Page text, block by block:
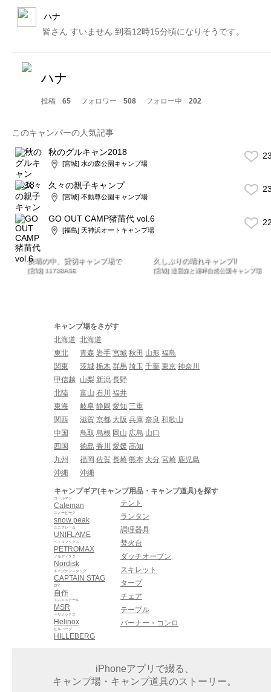
ハナ
皆さん すいません 到着12時15分頃になりそうです。
ハナ
投稿 65 フォロワー 508 フォロー中 202
このキャンパーの人気記事
秋のグルキャン2018
[宮城] 水の森公園キャンプ場
久々の親子キャンプ
[宮城] 不動尊公園キャンプ場
GO OUT CAMP猪苗代 vol.6
[福島] 天神浜オートキャンプ場
快晴の中、貸切キャンプ場で
[宮城] 1173BASE
久しぶりの晴れキャンプ‼︎
[宮城] 達居森と湖畔自然公園キャンプ場
キャンプ場をさがす
北海道 北海道
東北
青森 岩手 宮城 秋田 山形 福島
関東
茨城 栃木 群馬 埼玉 千葉 東京 神奈川
甲信越
山梨 新潟 長野
北陸
富山 石川 福井
東海
岐阜 静岡 愛知 三重
関西
滋賀 京都 大阪 兵庫 奈良 和歌山
中国
鳥取 島根 岡山 広島 山口
四国
徳島 香川 愛媛 高知
九州
福岡 佐賀 長崎 熊本 大分 宮崎 鹿児島
沖縄
沖縄
キャンプギア(キャンプ用品・キャンプ道具)を探す
Caleman
コールマン
snow peak
スノーピーク
UNIFLAME
ユニフレーム
PETROMAX
ペトロマックス
Nordisk
ノルディスク
CAPTAIN STAG
キャプテンスタッグ
自作
DIY
MSR
エムエスアール
Helinox
ヘリノックス
HILLEBERG
ヒルバーグ
テント
ランタン
調理器具
焚火台
ダッチオーブン
スキレット
タープ
チェア
テーブル
バーナー・コンロ
iPhoneアプリで綴る、
キャンプ場・キャンプ道具のストーリー。